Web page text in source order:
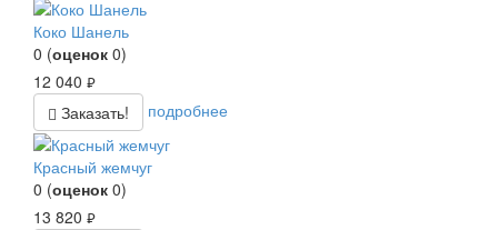
Коко Шанель
0 (оценок 0)
12 040 руб.
Заказать! подробнее
Красный жемчуг
0 (оценок 0)
13 820 руб.